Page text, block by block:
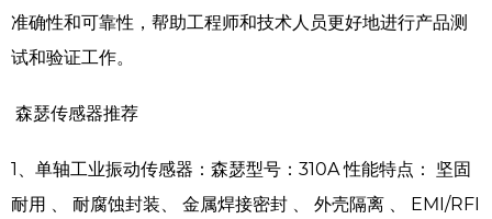
准确性和可靠性，帮助工程师和技术人员更好地进行产品测
试和验证工作。
森瑟传感器推荐
1、 单轴工业振动传感器：森瑟型号：310A性能特点： 坚固
耐用 、 耐腐蚀封装、 金属焊接密封 、 外壳隔离 、 EMI/RFI